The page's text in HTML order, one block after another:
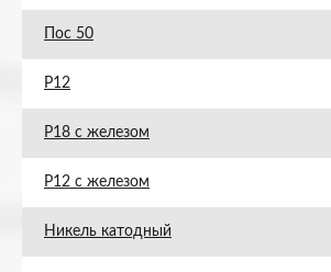
Пос 50
Р12
Р18 с железом
Р12 с железом
Никель катодный